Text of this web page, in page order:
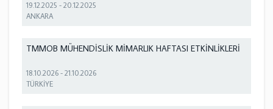
19.12.2025 -20.12.2025
ANKARA
TMMOB MÜHENDİSLİK MİMARLIK HAFTASI ETKİNLİKLERİ
18.10.2026 -21.10.2026
TÜRKİYE